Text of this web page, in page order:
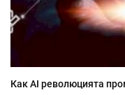
Как AI революцията